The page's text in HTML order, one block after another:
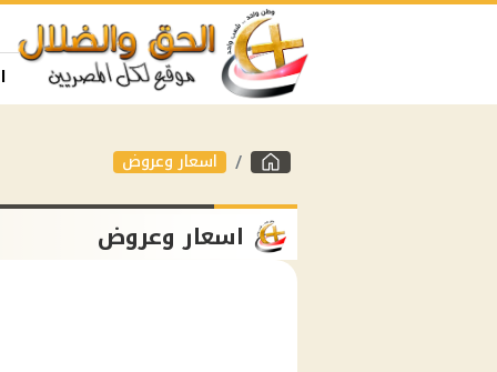
اسعار وعروض
اسعار وعروض